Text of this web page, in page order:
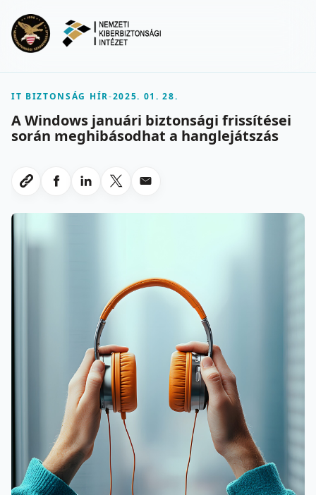
IT BIZTONSÁG HÍR-2025. 01. 28.
A Windows januári biztonsági frissítései
során meghibásodhat a hanglejátszás
Link masolasa
Megosztas Facebookon
Megosztas LinkedInen
Megosztas X-en
Megosztas emailben